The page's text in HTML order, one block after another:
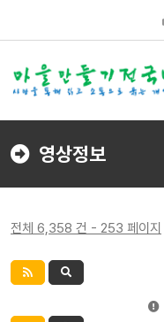
영상정보
전체 6,358 건 - 253 페이지